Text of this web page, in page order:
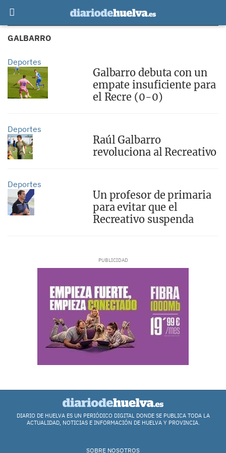
GALBARRO
Deportes
Galbarro debuta con un
empate insuficiente para
el Recre (0-0)
Deportes
Raúl Galbarro
revoluciona al Recreativo
Deportes
Un profesor de primaria
para evitar que el
Recreativo suspenda
DIARIO DE HUELVA ES UN PERIÓDICO DIGITAL DONDE SE PUBLICA TODA LA
ACTUALIDAD, NOTICIAS E INFORMACIÓN DE HUELVA Y PROVINCIA.
SOBRE NOSOTROS